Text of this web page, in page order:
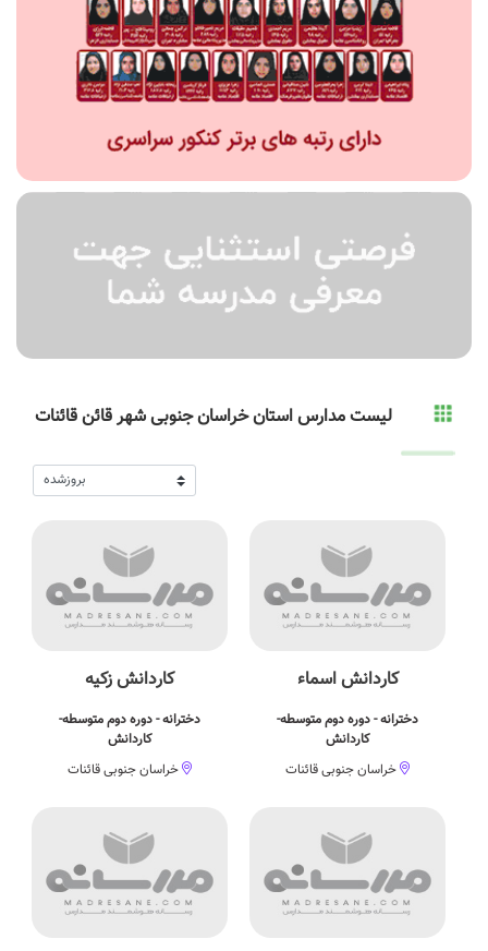
دوره اول متوسطه
دوره دوم متوسطه- فنی
دوره دوم متوسطه- نظری
پیش دبستانی
لیست مدارس استان خراسان جنوبی شهر قائن قائنات
کاردانش اسماء
دخترانه - دوره دوم متوسطه-
کاردانش
خراسان جنوبی قائنات
کاردانش زکیه
دخترانه - دوره دوم متوسطه-
کاردانش
خراسان جنوبی قائنات